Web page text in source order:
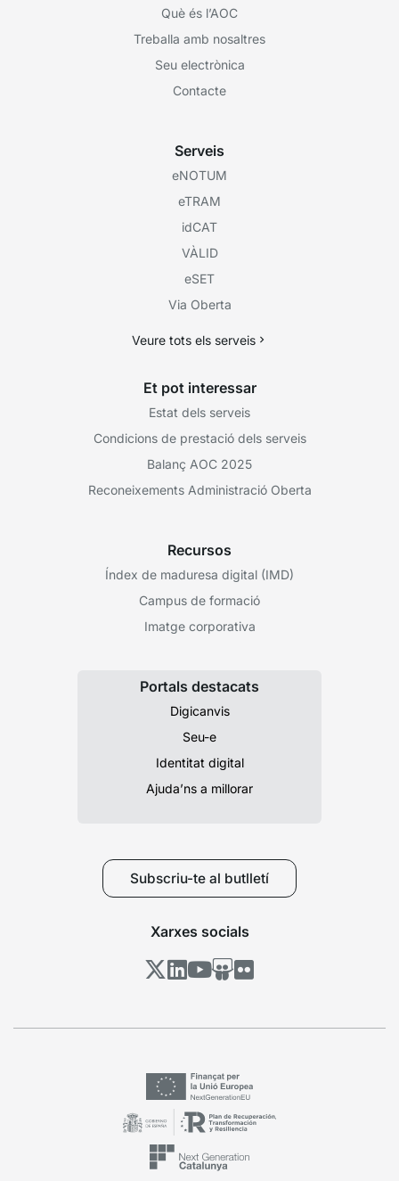
Què és l’AOC
Treballa amb nosaltres
Seu electrònica
Contacte
Serveis
eNOTUM
eTRAM
idCAT
VÀLID
eSET
Via Oberta
Veure tots els serveis
Et pot interessar
Estat dels serveis
Condicions de prestació dels serveis
Balanç AOC 2025
Reconeixements Administració Oberta
Recursos
Índex de maduresa digital (IMD)
Campus de formació
Imatge corporativa
Portals destacats
Digicanvis
Seu-e
Identitat digital
Ajuda’ns a millorar
Subscriu-te al butlletí
Xarxes socials